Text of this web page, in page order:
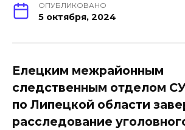
ОПУБЛИКОВАНО
5 октября, 2024
Елецким межрайонным
следственным отделом
по Липецкой области
расследование